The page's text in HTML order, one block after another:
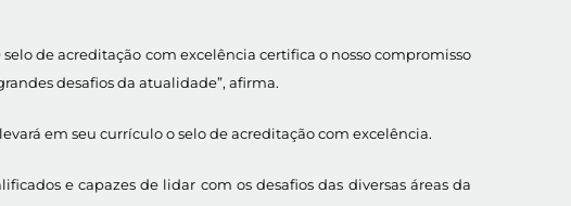
de acreditação com excelência certifica o nosso compromisso
desafios da atualidade”, afirma.
em seu currículo o selo de acreditação com excelência.
e capazes de lidar com os desafios das diversas áreas da